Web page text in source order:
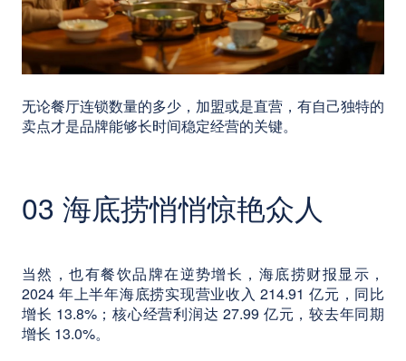
无论餐厅连锁数量的多少，加盟或是直营，有自己独特的
卖点才是品牌能够长时间稳定经营的关键。
03 海底捞悄悄惊艳众人
当然，也有餐饮品牌在逆势增长，海底捞财报显示，
2024 年上半年海底捞实现营业收入 214.91 亿元，同比
增长 13.8%；核心经营利润达 27.99 亿元，较去年同期
增长 13.0%。